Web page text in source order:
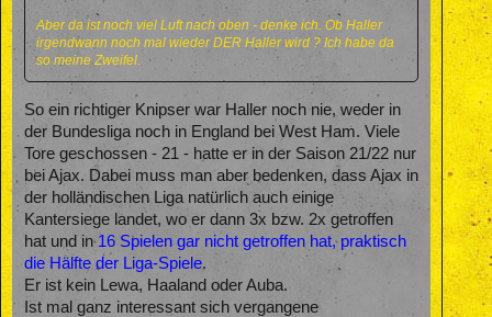
Aber da ist noch viel Luft nach oben - denke ich. Ob Haller
irgendwann noch mal wieder DER Haller wird ? Ich habe da
so meine Zweifel.
So ein richtiger Knipser war Haller noch nie, weder in
der Bundesliga noch in England bei West Ham. Viele
Tore geschossen - 21 - hatte er in der Saison 21/22 nur
bei Ajax. Dabei muss man aber bedenken, dass Ajax in
der holländischen Liga natürlich auch einige
Kantersiege landet, wo er dann 3x bzw. 2x getroffen
hat und in16 Spielen gar nicht getroffen hat, praktisch
die Hälfte der Liga-Spiele.
Er ist kein Lewa, Haaland oder Auba.
Ist mal ganz interessant sich vergangene